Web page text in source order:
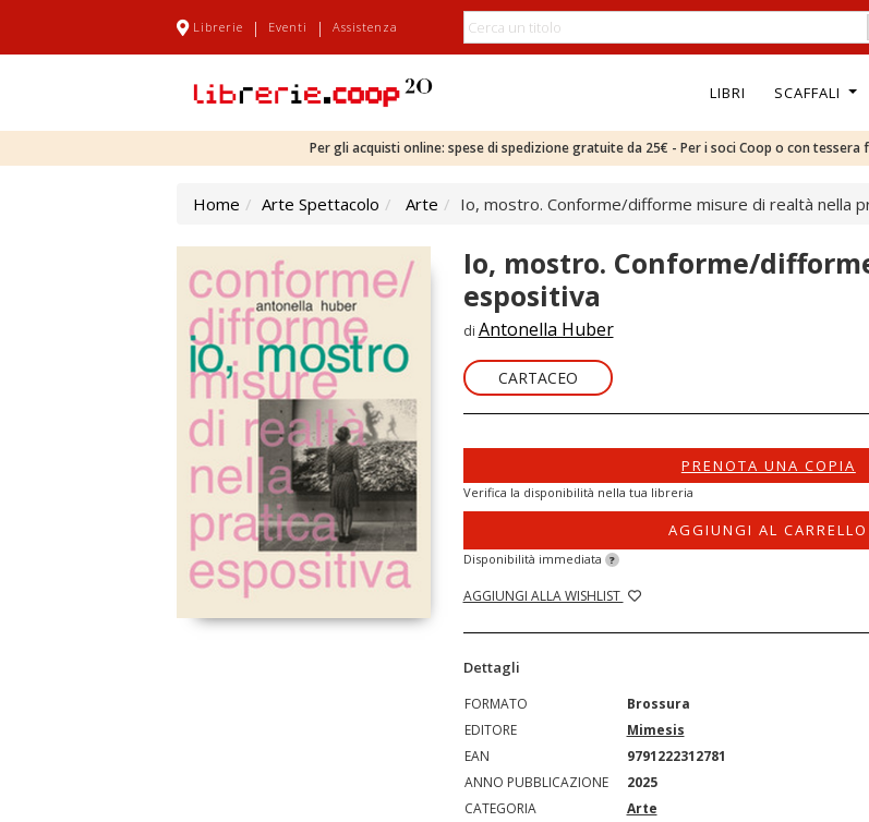
Librerie | Eventi | Assistenza
LIBRI SCAFFALI
Per gli acquisti online: spese di spedizione gratuite da 25€ - Per i soci Coop o con
Home Arte Spettacolo Arte Io, mostro. Conforme/difforme misure di realtà nella
Io, mostro. Conforme/
espositiva
di Antonella Huber
CARTACEO
PRENOTA UNA COPIA
Verifica la disponibilità nella tua libreria
AGGIUNGI AL CARRELLO
Disponibilità immediata ?
AGGIUNGI ALLA WISHLIST
Dettagli
FORMATO
Brossura
EDITORE
Mimesis
EAN
9791222312781
ANNO PUBBLICAZIONE
2025
CATEGORIA
Arte